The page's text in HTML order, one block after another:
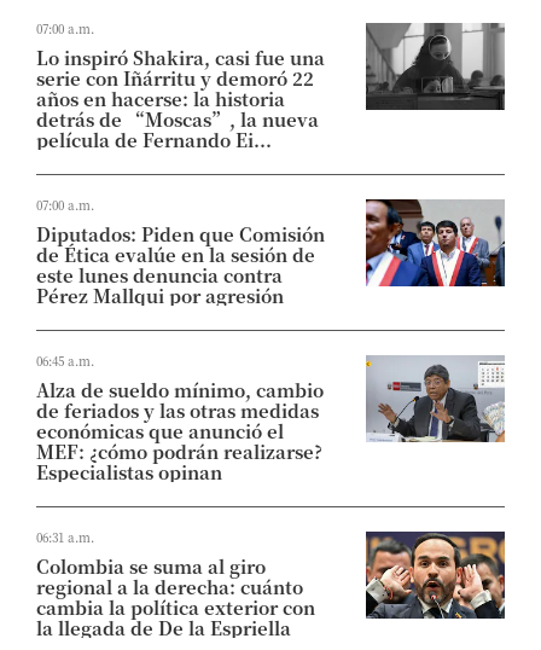
07:00 a.m.
Lo inspiró Shakira, casi fue una
serie con Iñárritu y demoró 22
años en hacerse: la historia
detrás de “Moscas”, la nueva
película de Fernando Ei...
07:00 a.m.
Diputados: Piden que Comisión
de Ética evalúe en la sesión de
este lunes denuncia contra
Pérez Mallqui por agresión
06:45 a.m.
Alza de sueldo mínimo, cambio
de feriados y las otras medidas
económicas que anunció el
MEF: ¿cómo podrán realizarse?
Especialistas opinan
06:31 a.m.
Colombia se suma al giro
regional a la derecha: cuánto
cambia la política exterior con
la llegada de De la Espriella